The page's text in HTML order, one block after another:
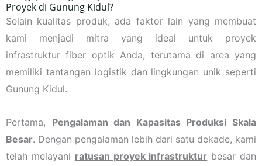
Proyek di Gunung Kidul?
Selain kualitas produk, ada faktor lain yang membuat
kami menjadi mitra yang ideal untuk proyek
infrastruktur fiber optik Anda, terutama di area yang
memiliki tantangan logistik dan lingkungan unik seperti
Gunung Kidul.
Pertama, Pengalaman dan Kapasitas Produksi Skala
Besar. Dengan pengalaman lebih dari satu dekade, kami
telah melayani ratusan proyek infrastruktur besar dan